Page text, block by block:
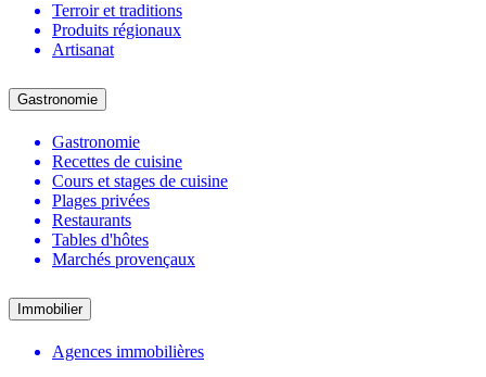
Terroir et traditions
Produits régionaux
Artisanat
Gastronomie
Gastronomie
Recettes de cuisine
Cours et stages de cuisine
Plages privées
Restaurants
Tables d'hôtes
Marchés provençaux
Immobilier
Agences immobilières